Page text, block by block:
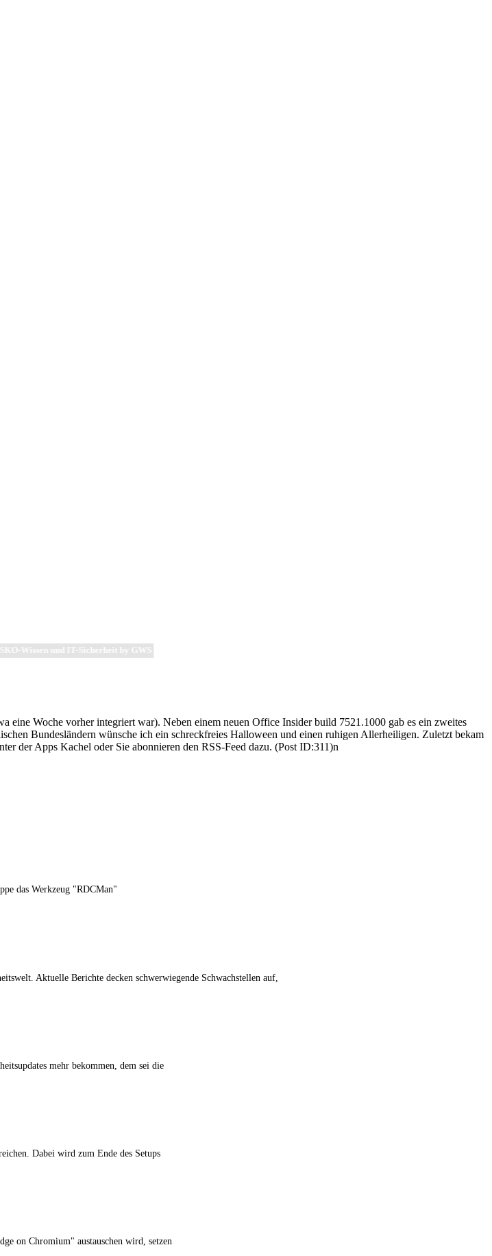
Wissen und IT-Sicherheit by GWS
eine Woche vorher integriert war). Neben einem neuen Office Insider build 7521.1000 gab es ein zweites
Bundesländern wünsche ich ein schreckfreies Halloween und einen ruhigen Allerheiligen. Zuletzt bekam
der Apps Kachel oder Sie abonnieren den RSS-Feed dazu. (Post ID:311)n
das Werkzeug "RDCMan"
Aktuelle Berichte decken schwerwiegende Schwachstellen auf,
mehr bekommen, dem sei die
Dabei wird zum Ende des Setups
on Chromium" austauschen wird, setzen